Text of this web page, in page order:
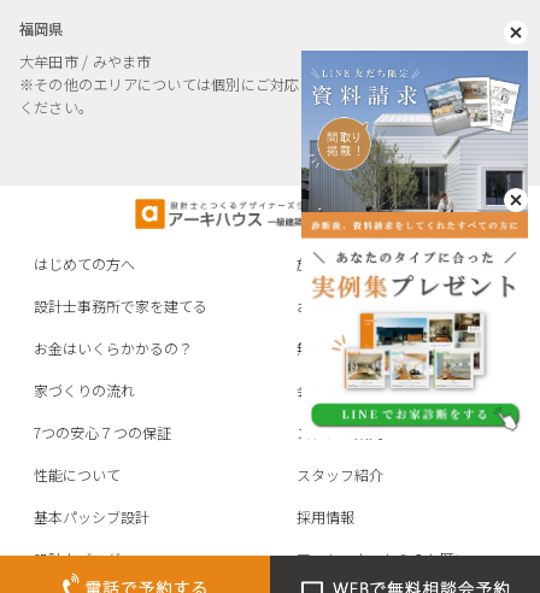
福岡県
大牟田市 / みやま市
※その他のエリアについては個別にご対応しておりますのでお問い合わせ
ください。
はじめての方へ
設計士事務所で家を建てる
お金はいくらかかるの？
家づくりの流れ
7つの安心７つの保証
性能について
基本パッシブ設計
設計士ブログ
施工事例
お客様の声
無料相談会申し込み
会社概要
スタジオ案内
スタッフ紹介
採用情報
アーキハウスからのお願い